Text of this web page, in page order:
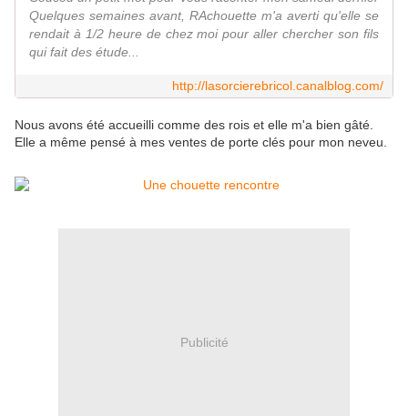
Quelques semaines avant, RAchouette m'a averti qu'elle se
rendait à 1/2 heure de chez moi pour aller chercher son fils
qui fait des étude...
http://lasorcierebricol.canalblog.com/
Nous avons été accueilli comme des rois et elle m'a bien gâté.
Elle a même pensé à mes ventes de porte clés pour mon neveu.
Publicité